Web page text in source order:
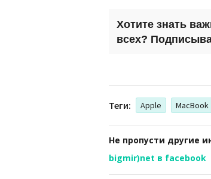
Хотите знать
всех?
Теги: Apple MacBook
Не пропусти другие
bigmir)net в facebook